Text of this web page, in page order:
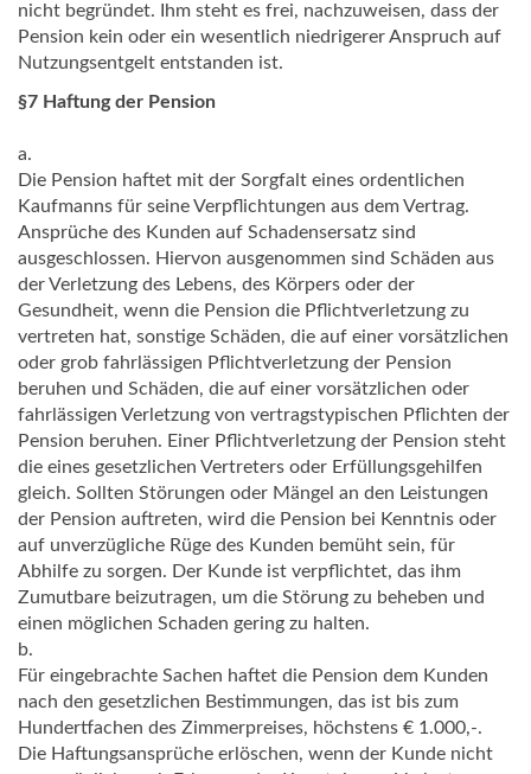
nicht begründet. Ihm steht es frei, nachzuweisen, dass der
Pension kein oder ein wesentlich niedrigerer Anspruch auf
Nutzungsentgelt entstanden ist.
§7 Haftung der Pension
a.
Die Pension haftet mit der Sorgfalt eines ordentlichen
Kaufmanns für seine Verpflichtungen aus dem Vertrag.
Ansprüche des Kunden auf Schadensersatz sind
ausgeschlossen. Hiervon ausgenommen sind Schäden aus
der Verletzung des Lebens, des Körpers oder der
Gesundheit, wenn die Pension die Pflichtverletzung zu
vertreten hat, sonstige Schäden, die auf einer vorsätzlichen
oder grob fahrlässigen Pflichtverletzung der Pension
beruhen und Schäden, die auf einer vorsätzlichen oder
fahrlässigen Verletzung von vertragstypischen Pflichten der
Pension beruhen. Einer Pflichtverletzung der Pension steht
die eines gesetzlichen Vertreters oder Erfüllungsgehilfen
gleich. Sollten Störungen oder Mängel an den Leistungen
der Pension auftreten, wird die Pension bei Kenntnis oder
auf unverzügliche Rüge des Kunden bemüht sein, für
Abhilfe zu sorgen. Der Kunde ist verpflichtet, das ihm
Zumutbare beizutragen, um die Störung zu beheben und
einen möglichen Schaden gering zu halten.
b.
Für eingebrachte Sachen haftet die Pension dem Kunden
nach den gesetzlichen Bestimmungen, das ist bis zum
Hundertfachen des Zimmerpreises, höchstens € 1.000,-.
Die Haftungsansprüche erlöschen, wenn der Kunde nicht